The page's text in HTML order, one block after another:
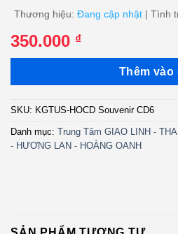
Thương hiệu: Đang cập nhật | Tình
350.000 ₫
Thêm vào
SKU: KGTUS-HOCD Souvenir CD6
Danh mục: Trung Tâm GIAO LINH -
- HƯƠNG LAN - HOÀNG OANH